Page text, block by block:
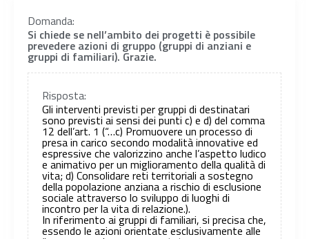
Domanda:
Si chiede se nell’ambito dei progetti è possibile
prevedere azioni di gruppo (gruppi di anziani e
gruppi di familiari). Grazie.
Risposta:
Gli interventi previsti per gruppi di destinatari
sono previsti ai sensi dei punti c) e d) del comma
12 dell’art. 1 (“…c) Promuovere un processo di
presa in carico secondo modalità innovative ed
espressive che valorizzino anche l’aspetto ludico
e animativo per un miglioramento della qualità di
vita; d) Consolidare reti territoriali a sostegno
della popolazione anziana a rischio di esclusione
sociale attraverso lo sviluppo di luoghi di
incontro per la vita di relazione.).
In riferimento ai gruppi di familiari, si precisa che,
essendo le azioni orientate esclusivamente alle